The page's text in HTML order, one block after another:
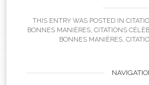
THIS ENTRY WAS POSTED IN
BONNES MANIÈRES, CITATIONS
BONNES MANIÈRES,